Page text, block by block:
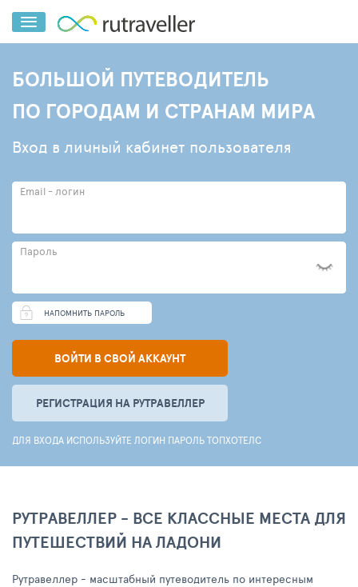
БОЛЬШОЙ ПУТЕВОДИТЕЛЬ
ПО ГОРОДАМ И СТРАНАМ МИРА
Вход в личный кабинет пользователя
Email - логин
Пароль
НАПОМНИТЬ ПАРОЛЬ
ВОЙТИ В СВОЙ АККАУНТ
РЕГИСТРАЦИЯ НА РУТРАВЕЛЛЕР
ДЛЯ ВХОДА ИСПОЛЬЗУЙТЕ ЛОГИН ПАРОЛЬ ТОПХОТЕЛС
РУТРАВЕЛЛЕР - ВСЕ КЛАССНЫЕ МЕСТА ДЛЯ
ПУТЕШЕСТВИЙ НА ЛАДОНИ
Рутравеллер - масштабный путеводитель по интересным